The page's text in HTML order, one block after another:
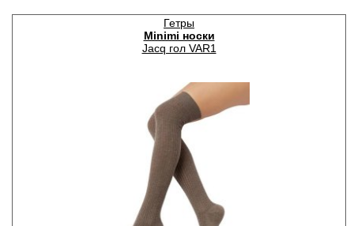
Гетры
Minimi носки
Jacq гол VAR1